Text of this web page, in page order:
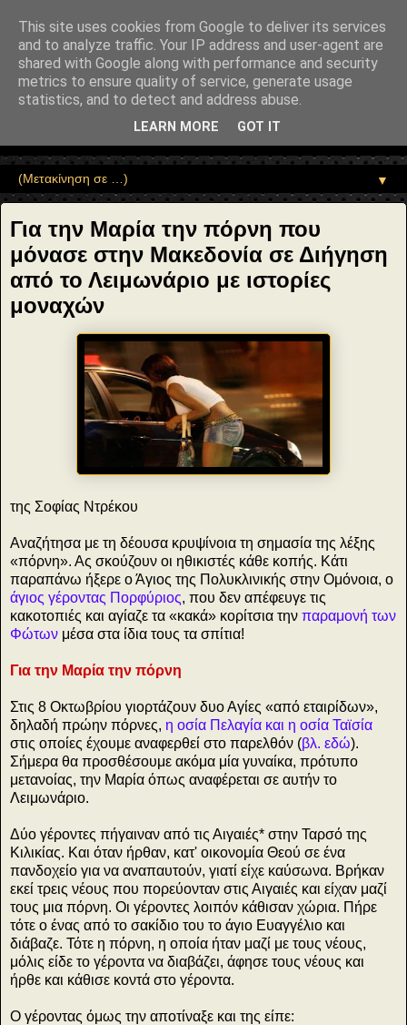
"potentialAction": { "@type": "ReadAction", "target":
"https://www.sophia-ntrekou.gr/2019/10/gia-tin-Maria-tin-porni.html" } }
Αέναη επΑνάσταση
• Επιστήμη • Ψυχολογία • Λογοτεχνία • Τέχνες • Θεολογία •
Φιλοσοφία • Στοχασμοί... για τη μνήμη, τον άνθρωπο και το
▼
Για την Μαρία την πόρνη που
μόνασε στην Μακεδονία σε Διήγηση
από το Λειμωνάριο με ιστορίες
μοναχών
της Σοφίας Ντρέκου
Αναζήτησα με τη δέουσα κρυψίνοια τη σημασία της λέξης
«πόρνη». Ας σκούζουν οι ηθικιστές κάθε κοπής. Κάτι
παραπάνω ήξερε ο Άγιος της Πολυκλινικής στην Ομόνοια, ο
άγιος γέροντας Πορφύριος, που δεν απέφευγε τις
κακοτοπιές και αγίαζε τα «κακά» κορίτσια την παραμονή των
Φώτων μέσα στα ίδια τους τα σπίτια!
Για την Μαρία την πόρνη
Στις 8 Οκτωβρίου γιορτάζoυν δυο Αγίες «από εταιρίδων»,
δηλαδή πρώην πόρνες, η οσία Πελαγία και η οσία Ταϊσία
στις οποίες έχουμε αναφερθεί στο παρελθόν (βλ. εδώ).
Σήμερα θα προσθέσουμε ακόμα μία γυναίκα, πρότυπο
μετανοίας, την Μαρία όπως αναφέρεται σε αυτήν το
Λειμωνάριο.
Δύο γέροντες πήγαιναν από τις Αιγαιές* στην Ταρσό της
Κιλικίας. Και όταν ήρθαν, κατ' οικονομία Θεού σε ένα
πανδοχείο για να αναπαυτούν, γιατί είχε καύσωνα. Βρήκαν
εκεί τρεις νέους που πορεύονταν στις Αιγαιές και είχαν μαζί
τους μια πόρνη. Οι γέροντες λοιπόν κάθισαν χώρια. Πήρε
τότε ο ένας από το σακίδιο του το άγιο Ευαγγέλιο και
διάβαζε. Τότε η πόρνη, η οποία ήταν μαζί με τους νέους,
μόλις είδε το γέροντα να διαβάζει, άφησε τους νέους και
ήρθε και κάθισε κοντά στο γέροντα.
Ο γέροντας όμως την αποτίναξε και της είπε:
This site uses cookies from Google to deliver its services
and to analyze traffic. Your IP address and user-agent are
shared with Google along with performance and security
metrics to ensure quality of service, generate usage
statistics, and to detect and address abuse.
LEARN MORE GOT IT